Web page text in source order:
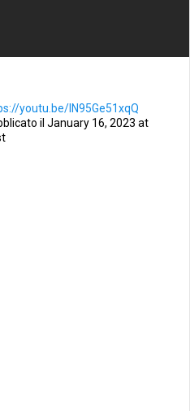
youtu.be/lN95Ge51xqQ
il January 16, 2023 at